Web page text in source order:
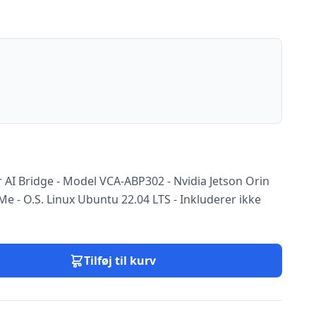
Bridge - Model VCA-ABP302 - Nvidia Jetson Orin
- O.S. Linux Ubuntu 22.04 LTS - Inkluderer ikke
Tilføj til kurv